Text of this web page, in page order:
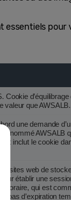
essentiels
Cookie
valeur que AWSALB.
une demande
nommé AWSALB
et inclut le cookie
sites web de
établir une
qui est
pas d’expiration